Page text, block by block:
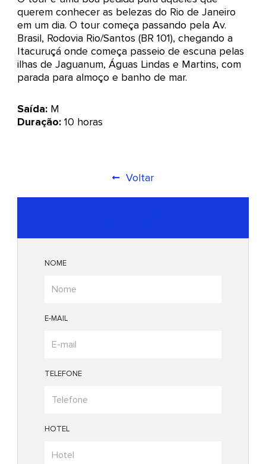
querem conhecer as belezas do Rio de Janeiro
em um dia. O tour começa passando pela Av.
Brasil, Rodovia Rio/Santos (BR 101), chegando a
Itacuruçá onde começa passeio de escuna pelas
ilhas de Jaguanum, Águas Lindas e Martins, com
parada para almoço e banho de mar.
Saída:M
Duração:10 horas
Voltar
NOME
E-MAIL
TELEFONE
HOTEL